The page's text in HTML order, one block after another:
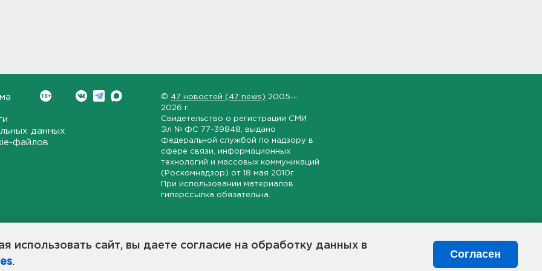
использовать сайт, вы даете согласие на обработку данных в
.
Согласен
данных
файлов
© 47 новостей (47 news) 2005—
2026 г.
Свидетельство о регистрации СМИ
Эл № ФС 77-39848 , выдано
Федеральной службой по надзору в
сфере связи, информационных
технологий и массовых коммуникаций
(Роскомнадзор) от 18 мая 2010г.
При использовании материалов
гиперссылка обязательна.
области, экономической и инвестиционной активности в регионе.
станет популярной и конструктивной площадкой для свободного
в 47-м регионе России.